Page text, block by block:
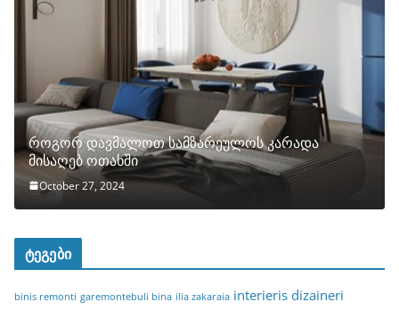
როგორ დავმალოთ სამზარეულოს კარადა
მისაღებ ოთახში
October 27, 2024
ტეგები
binis remonti garemontebuli bina ilia zakaraia interieris dizaineri